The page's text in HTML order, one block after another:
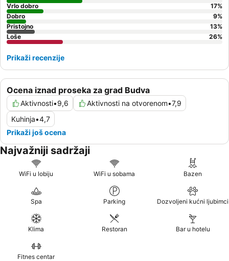
Ocena iznad proseka za grad Budva
Aktivnosti•9,6 Aktivnosti na otvorenom•7,9
Kuhinja•4,7
Prikaži još ocena
Vrlo dobro
17%
Dobro
9%
Pristojno
13%
Loše
26%
Prikaži recenzije
Najvažniji sadržaji
WiFi u lobiju WiFi u sobama Bazen
Spa Parking Dozvoljeni kućni ljubimci
Klima Restoran Bar u hotelu
Fitnes centar